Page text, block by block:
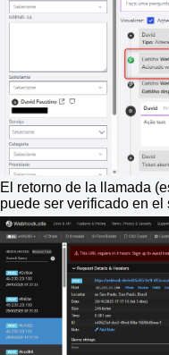
El retorno de la llamada
puede ser verificado en